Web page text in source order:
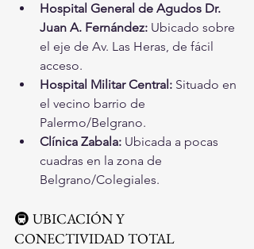
Hospital General de Agudos Dr.
Juan A. Fernández: Ubicado sobre
el eje de Av. Las Heras, de fácil
acceso.
Hospital Militar Central: Situado en
el vecino barrio de
Palermo/Belgrano.
Clínica Zabala: Ubicada a pocas
cuadras en la zona de
Belgrano/Colegiales.
🚇 UBICACIÓN Y
CONECTIVIDAD TOTAL